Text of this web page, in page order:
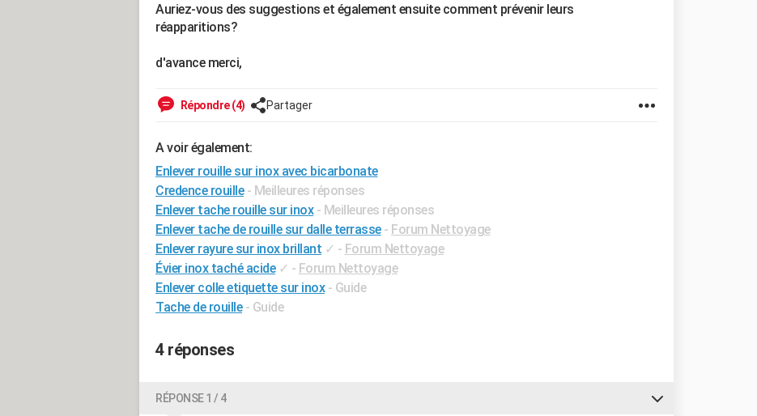
Auriez-vous des suggestions et également ensuite comment prévenir leurs
réapparitions?
d'avance merci,
Répondre (4) Partager
A voir également:
Enlever rouille sur inox avec bicarbonate
Credence rouille - Meilleures réponses
Enlever tache rouille sur inox - Meilleures réponses
Enlever tache de rouille sur dalle terrasse - Forum Nettoyage
Enlever rayure sur inox brillant ✓ - Forum Nettoyage
Évier inox taché acide ✓ - Forum Nettoyage
Enlever colle etiquette sur inox - Guide
Tache de rouille - Guide
4 réponses
RÉPONSE 1 / 4